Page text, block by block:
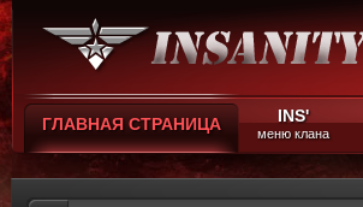
ГЛАВНАЯ СТРАНИЦА INS'
меню клана